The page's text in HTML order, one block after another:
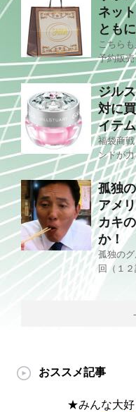
ネッ
とも
こちら
予約販
ジル
対に
イテ
福袋商
ンドが
孤独
アメ
カキ
か！
孤独の
回（１
おススメ記事
★みんな大好